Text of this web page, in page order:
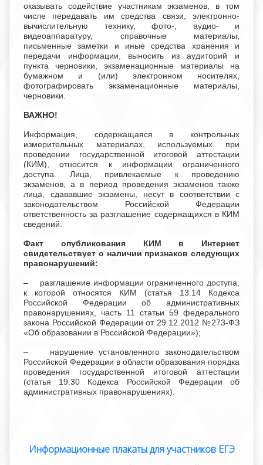
оказывать содействие участникам экзаменов, в том
числе передавать им средства связи, электронно-
вычислительную технику, фото-, аудио- и
видеоаппаратуру, справочные материалы,
письменные заметки и иные средства хранения и
передачи информации, выносить из аудиторий и
пункта черновики, экзаменационные материалы на
бумажном и (или) электронном носителях,
фотографировать экзаменационные материалы,
черновики.
ВАЖНО!
Информация, содержащаяся в контрольных
измерительных материалах, используемых при
проведении государственной итоговой аттестации
(КИМ), относится к информации ограниченного
доступа. Лица, привлекаемые к проведению
экзаменов, а в период проведения экзаменов также
лица, сдававшие экзамены, несут в соответствии с
законодательством Российской Федерации
ответственность за разглашение содержащихся в КИМ
сведений.
Факт опубликования КИМ в Интернет
свидетельствует о наличии признаков следующих
правонарушений:
– разглашение информации ограниченного доступа,
к которой относятся КИМ (статья 13.14 Кодекса
Российской Федерации об административных
правонарушениях, часть 11 статьи 59 федерального
закона Российской Федерации от 29.12.2012 №273-ФЗ
«Об образовании в Российской Федерации»);
– нарушение установленного законодательством
Российской Федерации в области образования порядка
проведения государственной итоговой аттестации
(статья 19.30 Кодекса Российской Федерации об
административных правонарушениях).
Информационные плакаты для участников ЕГЭ